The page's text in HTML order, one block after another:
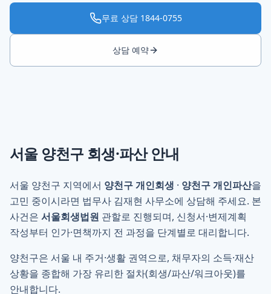
무료 상담 1844-0755
상담 예약
서울 양천구 회생·파산 안내
서울 양천구 지역에서 양천구 개인회생 · 양천구 개인파산을
고민 중이시라면 법무사 김재현 사무소에 상담해 주세요. 본
사건은 서울회생법원 관할로 진행되며, 신청서·변제계획
작성부터 인가·면책까지 전 과정을 단계별로 대리합니다.
양천구은 서울 내 주거·생활 권역으로, 채무자의 소득·재산
상황을 종합해 가장 유리한 절차(회생/파산/워크아웃)를
안내합니다.